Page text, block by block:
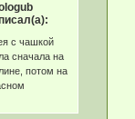
с чашкой
сначала на
потом на